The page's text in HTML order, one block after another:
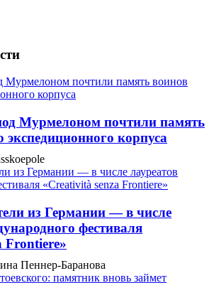
Мурмелоном почтили память
экспедиционного корпуса
из Германии — в числе
фестиваля
Frontiere»
Пеннер-Баранова